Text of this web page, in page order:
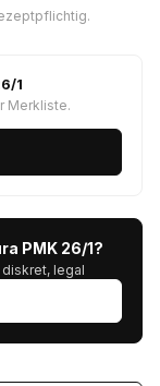
1
Merkliste.
PMK 26/1?
legal